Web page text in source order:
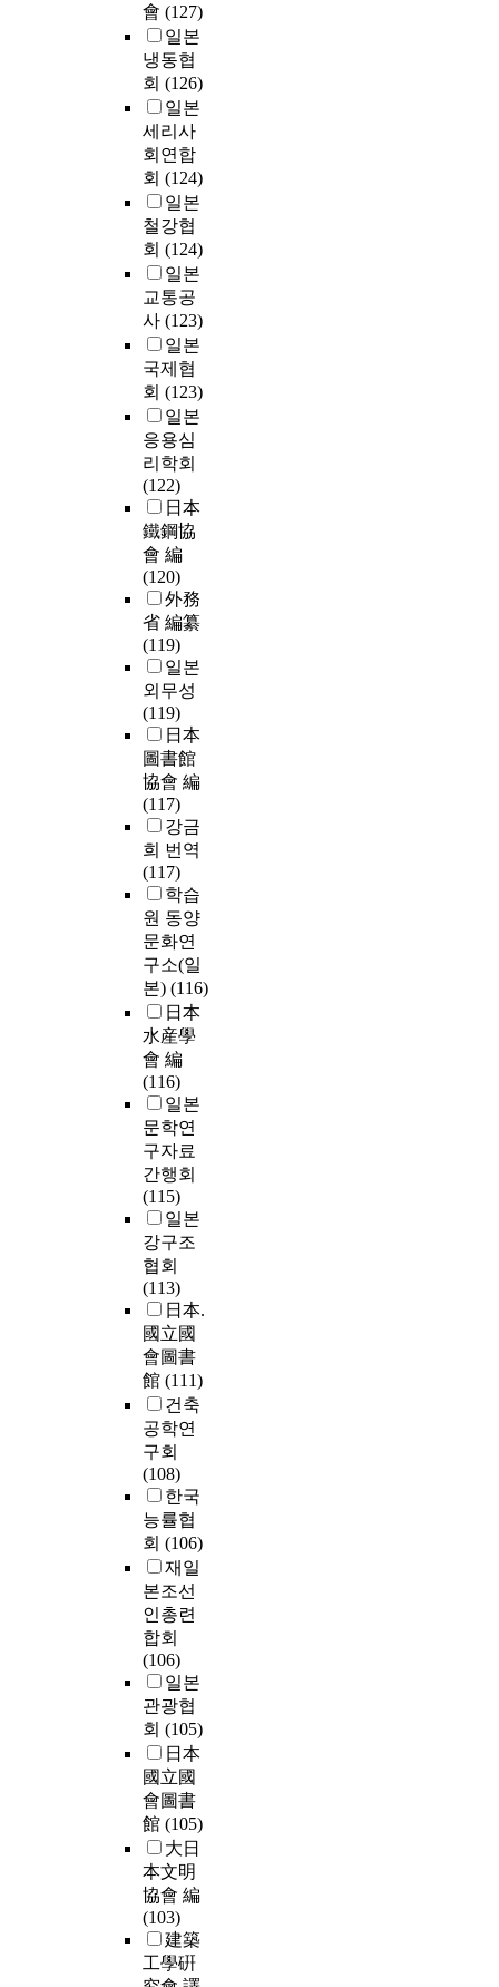
會 (127)
일본
냉동협
회 (126)
일본
세리사
회연합
회 (124)
일본
철강협
회 (124)
일본
교통공
사 (123)
일본
국제협
회 (123)
일본
응용심
리학회
(122)
日本
鐵鋼協
會 編
(120)
外務
省 編纂
(119)
일본
외무성
(119)
日本
圖書館
協會 編
(117)
강금
희 번역
(117)
학습
원 동양
문화연
구소(일
본) (116)
日本
水産學
會 編
(116)
일본
문학연
구자료
간행회
(115)
일본
강구조
협회
(113)
日本.
國立國
會圖書
館 (111)
건축
공학연
구회
(108)
한국
능률협
회 (106)
재일
본조선
인총련
합회
(106)
일본
관광협
회 (105)
日本
國立國
會圖書
館 (105)
大日
本文明
協會 編
(103)
建築
工學硏